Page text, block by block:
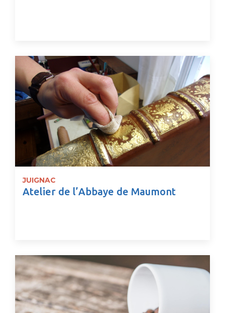
JUIGNAC
Atelier de l’Abbaye de Maumont